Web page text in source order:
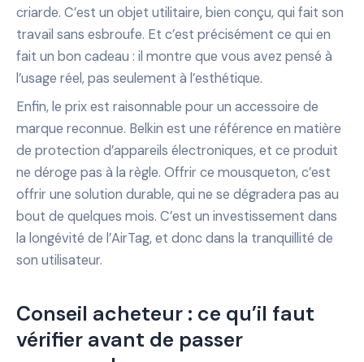
criarde. C’est un objet utilitaire, bien conçu, qui fait son
travail sans esbroufe. Et c’est précisément ce qui en
fait un bon cadeau : il montre que vous avez pensé à
l’usage réel, pas seulement à l’esthétique.
Enfin, le prix est raisonnable pour un accessoire de
marque reconnue. Belkin est une référence en matière
de protection d’appareils électroniques, et ce produit
ne déroge pas à la règle. Offrir ce mousqueton, c’est
offrir une solution durable, qui ne se dégradera pas au
bout de quelques mois. C’est un investissement dans
la longévité de l’AirTag, et donc dans la tranquillité de
son utilisateur.
Conseil acheteur : ce qu’il faut
vérifier avant de passer